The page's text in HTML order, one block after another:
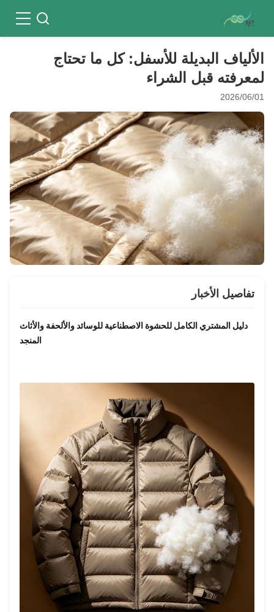
الألياف البديلة للأسفل: كل ما تحتاج
لمعرفته قبل الشراء
2026/06/01
تفاصيل الأخبار
دليل المشتري الكامل للحشوة الاصطناعية للوسائد والألحفة والأثاث
المنجد